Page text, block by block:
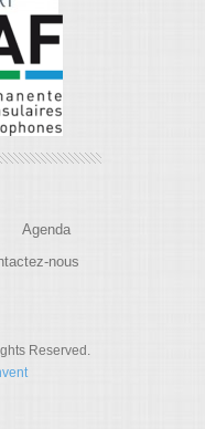
Agenda
nous
Reserved.